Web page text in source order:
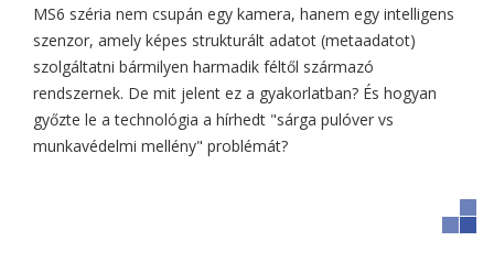
MS6 széria nem csupán egy kamera, hanem egy intelligens
szenzor, amely képes strukturált adatot (metaadatot)
szolgáltatni bármilyen harmadik féltől származó
rendszernek. De mit jelent ez a gyakorlatban? És hogyan
győzte le a technológia a hírhedt "sárga pulóver vs
munkavédelmi mellény" problémát?